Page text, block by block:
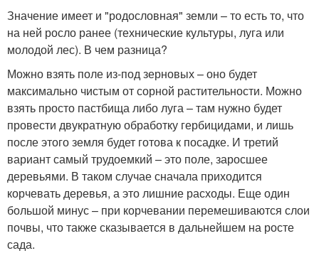
Значение имеет и "родословная" земли – то есть то, что
на ней росло ранее (технические культуры, луга или
молодой лес). В чем разница?
Можно взять поле из-под зерновых – оно будет
максимально чистым от сорной растительности. Можно
взять просто пастбища либо луга – там нужно будет
провести двукратную обработку гербицидами, и лишь
после этого земля будет готова к посадке. И третий
вариант самый трудоемкий – это поле, заросшее
деревьями. В таком случае сначала приходится
корчевать деревья, а это лишние расходы. Еще один
большой минус – при корчевании перемешиваются слои
почвы, что также сказывается в дальнейшем на росте
сада.